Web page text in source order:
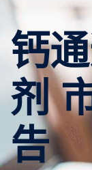
钙
剂
告